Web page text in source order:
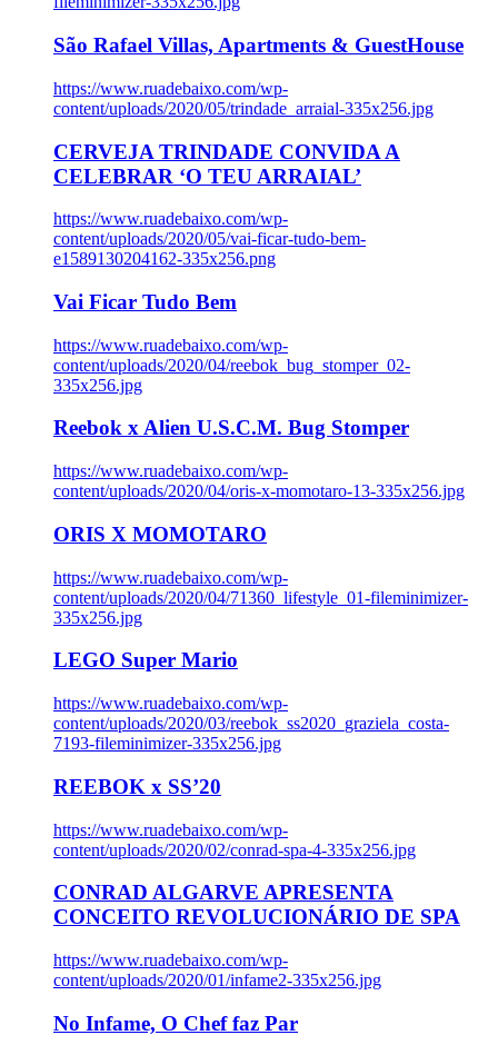
São Rafael Villas, Apartments & GuestHouse
https://www.ruadebaixo.com/wp-
content/uploads/2020/05/trindade_arraial-335x256.jpg
CERVEJA TRINDADE CONVIDA A
CELEBRAR ‘O TEU ARRAIAL’
https://www.ruadebaixo.com/wp-
content/uploads/2020/05/vai-ficar-tudo-bem-
e1589130204162-335x256.png
Vai Ficar Tudo Bem
https://www.ruadebaixo.com/wp-
content/uploads/2020/04/reebok_bug_stomper_02-
335x256.jpg
Reebok x Alien U.S.C.M. Bug Stomper
https://www.ruadebaixo.com/wp-
content/uploads/2020/04/oris-x-momotaro-13-335x256.jpg
ORIS X MOMOTARO
https://www.ruadebaixo.com/wp-
content/uploads/2020/04/71360_lifestyle_01-fileminimizer-
335x256.jpg
LEGO Super Mario
https://www.ruadebaixo.com/wp-
content/uploads/2020/03/reebok_ss2020_graziela_costa-
7193-fileminimizer-335x256.jpg
REEBOK x SS’20
https://www.ruadebaixo.com/wp-
content/uploads/2020/02/conrad-spa-4-335x256.jpg
CONRAD ALGARVE APRESENTA
CONCEITO REVOLUCIONÁRIO DE SPA
https://www.ruadebaixo.com/wp-
content/uploads/2020/01/infame2-335x256.jpg
No Infame, O Chef faz Par